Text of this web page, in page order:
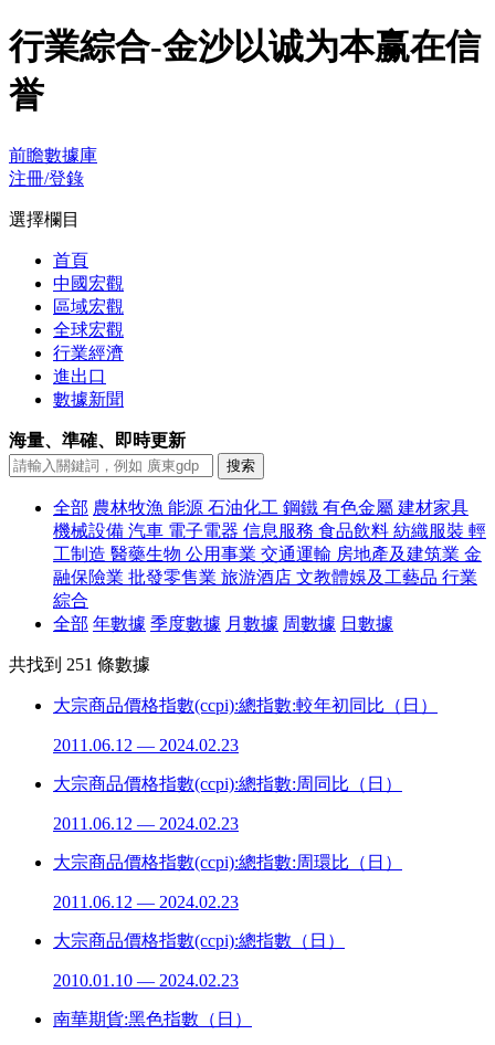
行業綜合-金沙以诚为本赢在信
誉
前瞻數據庫
注冊/登錄
選擇欄目
首頁
中國宏觀
區域宏觀
全球宏觀
行業經濟
進出口
數據新聞
海量、準確、即時更新
全部 農林牧漁 能源 石油化工 鋼鐵 有色金屬 建材家具
機械設備 汽車 電子電器 信息服務 食品飲料 紡織服裝 輕
工制造 醫藥生物 公用事業 交通運輸 房地產及建筑業 金
融保險業 批發零售業 旅游酒店 文教體娛及工藝品 行業
綜合
全部 年數據 季度數據 月數據 周數據 日數據
共找到 251 條數據
大宗商品價格指數(ccpi):總指數:較年初同比（日）
2011.06.12 — 2024.02.23
大宗商品價格指數(ccpi):總指數:周同比（日）
2011.06.12 — 2024.02.23
大宗商品價格指數(ccpi):總指數:周環比（日）
2011.06.12 — 2024.02.23
大宗商品價格指數(ccpi):總指數（日）
2010.01.10 — 2024.02.23
南華期貨:黑色指數（日）